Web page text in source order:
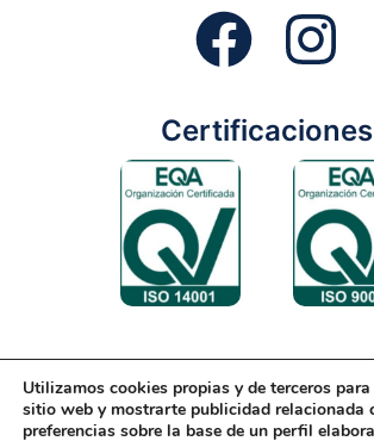
Certificaciones
Aviso Legal Condiciones Generales
Utilizamos cookies propias y de terceros
sitio web y mostrarte publicidad relacionada
preferencias sobre la base de un perfil